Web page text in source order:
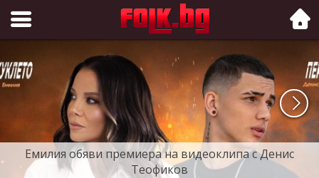
Folk.bg
Емилия обяви премиера на видеоклипа с Денис
Теофиков